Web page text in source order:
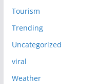
Tourism
Trending
Uncategorized
viral
Weather